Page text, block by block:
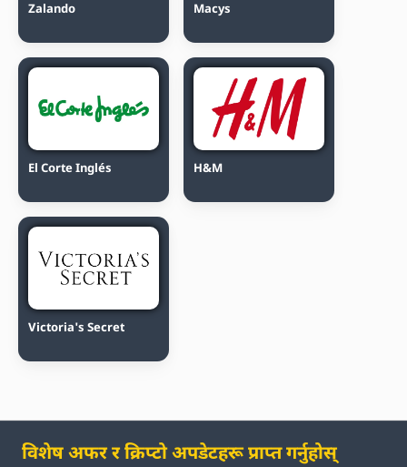
Zalando Macys
El Corte Inglés H&M
Victoria's Secret
विशेष अफर र क्रिप्टो अपडेटहरू प्राप्त गर्नुहोस्